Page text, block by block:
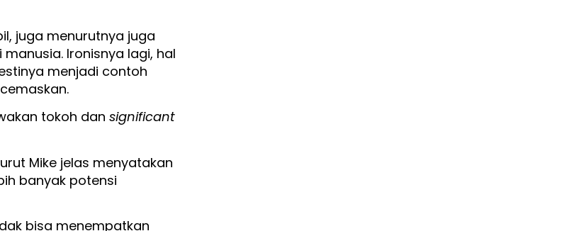
juga menurutnya juga
Ironisnya lagi, hal
menjadi contoh
tokoh dan significant
Mike jelas menyatakan
banyak potensi
bisa menempatkan